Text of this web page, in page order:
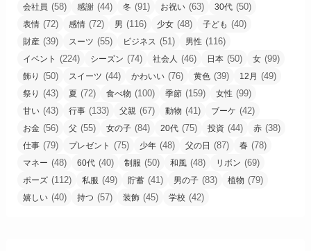
会社員 (58) 感謝 (44) 冬 (91) お祝い (63) 30代 (50)
表情 (72) 感情 (72) 男 (116) 少女 (48) 子ども (40)
財産 (39) スーツ (55) ビジネス (51) 男性 (116)
イベント (224) シーズン (74) 社会人 (46) 日本 (50) 女 (99)
飾り (50) スイーツ (44) かわいい (76) 黄色 (39) 12月 (49)
祭り (43) 夏 (72) 食べ物 (100) 季節 (159) 女性 (99)
甘い (43) 行事 (133) 父親 (67) 動物 (41) ブーケ (42)
お金 (56) 父 (55) 女の子 (84) 20代 (75) 投資 (44) 赤 (38)
仕事 (79) プレゼント (75) 少年 (48) 父の日 (87) 春 (78)
マネー (48) 60代 (40) 制服 (50) 和風 (48) リボン (69)
ポーズ (112) 私服 (49) 貯蓄 (41) 男の子 (83) 植物 (79)
嬉しい (40) 持つ (57) 装飾 (45) 学校 (42)